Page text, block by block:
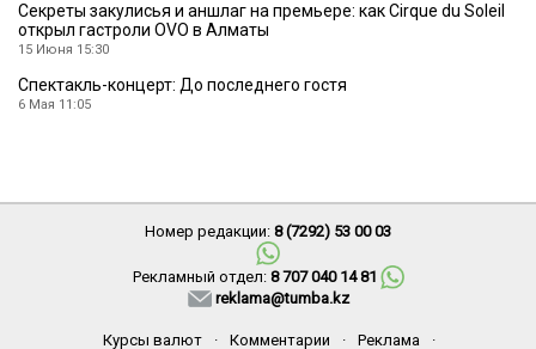
Секреты закулисья и аншлаг на премьере: как Cirque du Soleil
открыл гастроли OVO в Алматы
15 Июня 15:30
Спектакль-концерт: До последнего гостя
6 Мая 11:05
Номер редакции: 8 (7292) 53 00 03
Рекламный отдел: 8 707 040 14 81
reklama@tumba.kz
Курсы валют · Комментарии · Реклама ·